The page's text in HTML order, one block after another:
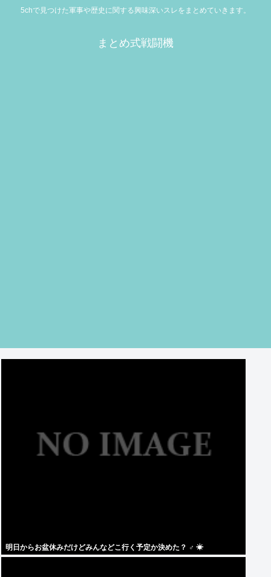
5chで見つけた軍事や歴史に関する興味深いスレをまとめていきます。
まとめ式戦闘機
明日からお盆休みだけどみんなどこ行く予定か決めた？ ‍♂ ☀